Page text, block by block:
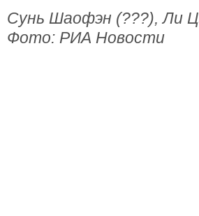
Сунь Шаофэн (???), Ли
Фото: РИА Новости